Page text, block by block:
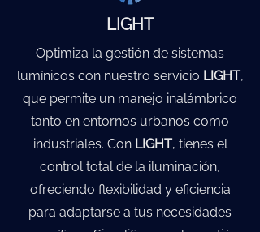
LIGHT
Optimiza la gestión de sistemas
lumínicos con nuestro servicio LIGHT,
que permite un manejo inalámbrico
tanto en entornos urbanos como
industriales. Con LIGHT, tienes el
control total de la iluminación,
ofreciendo flexibilidad y eficiencia
para adaptarse a tus necesidades